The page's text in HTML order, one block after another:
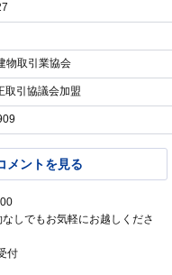
物取引業協会
取引協議会加盟
メントを見る
しでもお気軽にお越しくださ
付